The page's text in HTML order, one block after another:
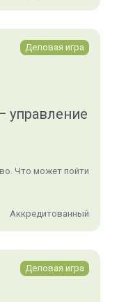
Деловая игра
управление
Что может пойти
Аккредитованный
Деловая игра